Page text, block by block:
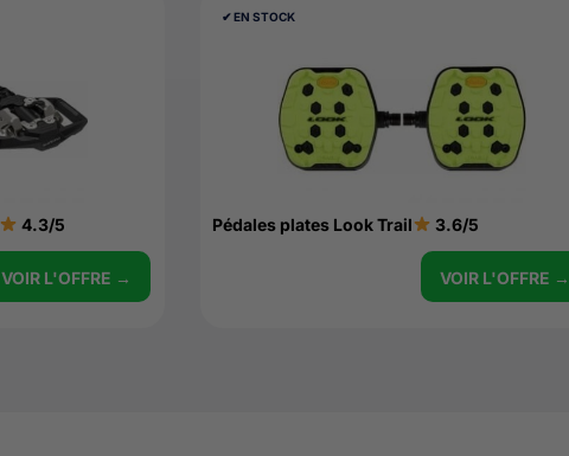
4.3/5
VOIR L'OFFRE →
✔︎ EN STOCK
Pédales plates Look Trail 3.6/5
VOIR L'OFFRE →